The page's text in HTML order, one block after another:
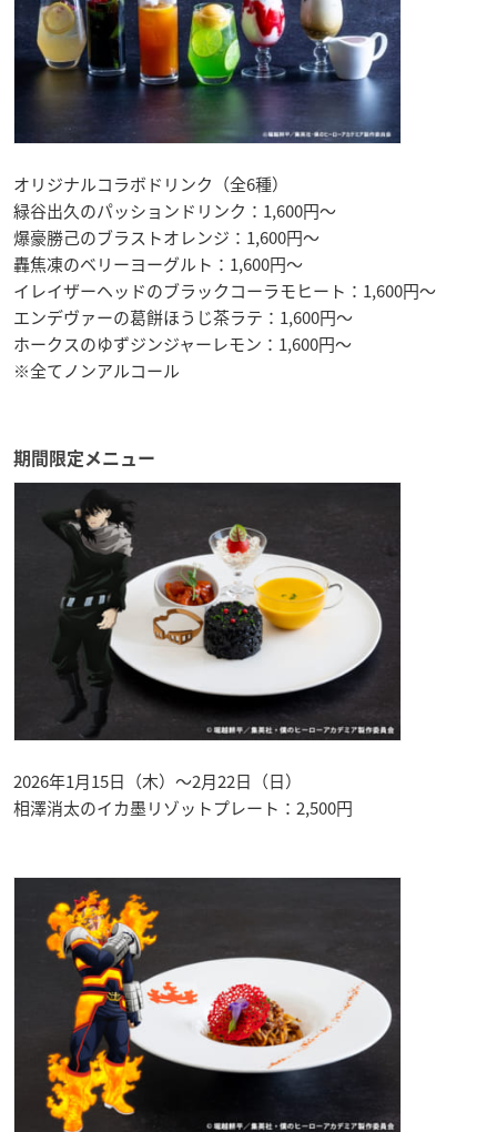
オリジナルコラボドリンク（全6種）
緑谷出久のパッションドリンク：1,600円〜
爆豪勝己のブラストオレンジ：1,600円〜
轟焦凍のベリーヨーグルト：1,600円〜
イレイザーヘッドのブラックコーラモヒート：1,600円〜
エンデヴァーの葛餅ほうじ茶ラテ：1,600円〜
ホークスのゆずジンジャーレモン：1,600円〜
※全てノンアルコール
期間限定メニュー
2026年1月15日（木）〜2月22日（日）
相澤消太のイカ墨リゾットプレート：2,500円